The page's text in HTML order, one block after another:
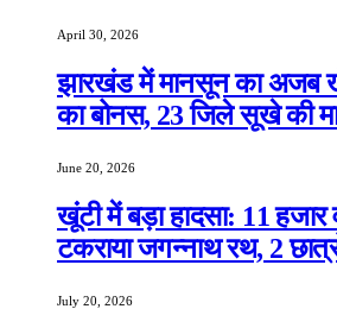
April 30, 2026
झारखंड में मानसून का अजब
का बोनस, 23 जिले सूखे की
June 20, 2026
खूंटी में बड़ा हादसा: 11 हजार
टकराया जगन्नाथ रथ, 2
July 20, 2026